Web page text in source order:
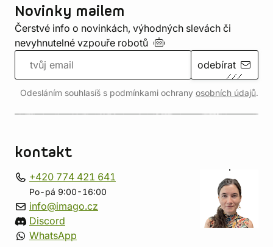
Novinky mailem
Čerstvé info o novinkách, výhodných slevách či
nevyhnutelné vzpouře robotů
odebírat
Odesláním souhlasíš s podmínkami ochrany osobních údajů.
kontakt
+420 774 421 641
Po-pá 9:00-16:00
info@imago.cz
Discord
WhatsApp